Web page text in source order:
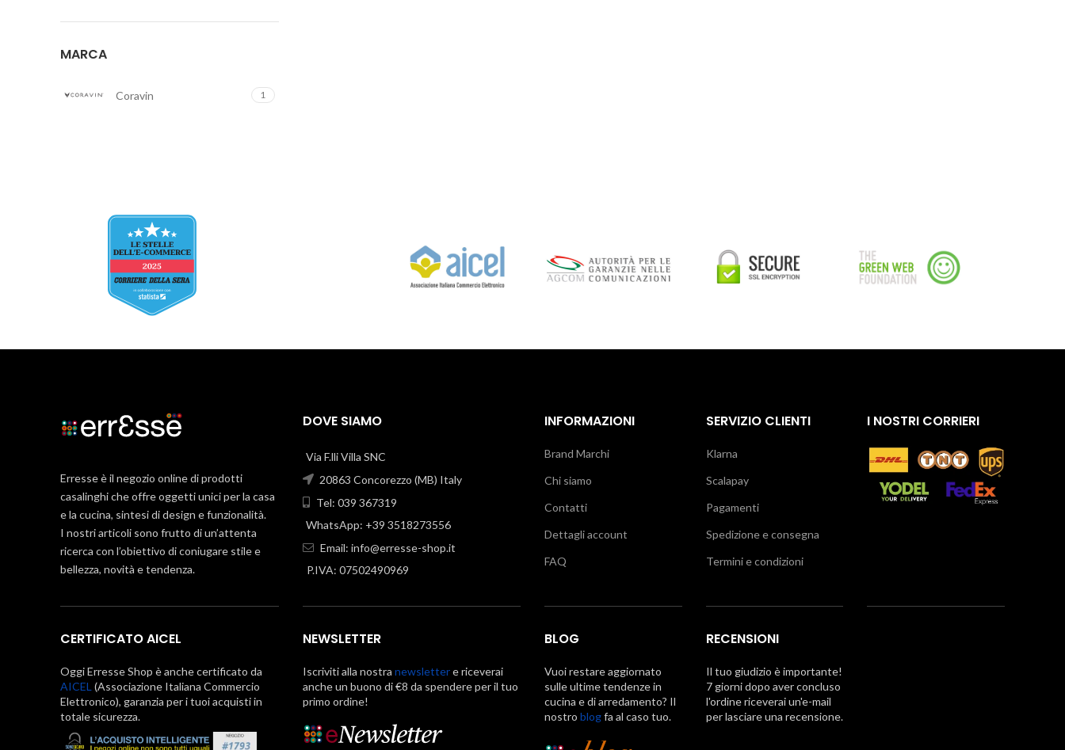
MARCA
Coravin 1
Erresse è il negozio online di prodotti
casalinghi che offre oggetti unici per la casa
e la cucina, sintesi di design e funzionalità.
I nostri articoli sono frutto di un’attenta
ricerca con l’obiettivo di coniugare stile e
bellezza, novità e tendenza.
CERTIFICATO AICEL
Oggi Erresse Shop è anche certificato da
AICEL (Associazione Italiana Commercio
Elettronico), garanzia per i tuoi acquisti in
totale sicurezza.
DOVE SIAMO
Via F.lli Villa SNC
20863 Concorezzo (MB) Italy
Tel: 039 367319
WhatsApp: +39 3518273556
Email: info@erresse-shop.it
P.IVA: 07502490969
NEWSLETTER
Iscriviti alla nostra newslettere riceverai
anche un buono di €8 da spendere per il tuo
primo ordine!
INFORMAZIONI
Brand Marchi
Chi siamo
Contatti
Dettagli account
FAQ
BLOG
Vuoi restare aggiornato
sulle ultime tendenze in
cucina e di arredamento? Il
nostro blogfa al caso tuo.
SERVIZIO CLIENTI
Klarna
Scalapay
Pagamenti
Spedizione e consegna
Termini e condizioni
RECENSIONI
Il tuo giudizio è importante!
7 giorni dopo aver concluso
l'ordine riceverai un'e-mail
per lasciare una recensione.
I NOSTRI CORRIERI